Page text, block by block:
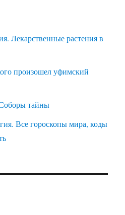
Лекарственные растения в
произошел уфимский
тайны
Все гороскопы мира, коды